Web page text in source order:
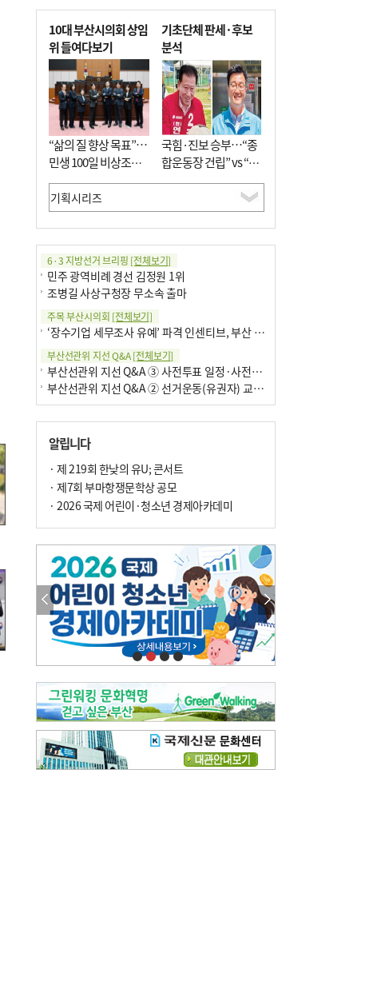
10대 부산시의회 상임
위 들여다보기
“삶의 질 향상 목표”…
민생 100일 비상조치
면밀 심사
기초단체 판세·후보
분석
국힘·진보 승부…“종
합운동장 건립” vs “출
근 공공버스 도입”
6·3 지방선거 브리핑 [전체보기]
민주 광역비례 경선 김정원 1위
조병길 사상구청장 무소속 출마
주목 부산시의회 [전체보기]
‘장수기업 세무조사 유예’ 파격 인센티브, 부산 유출 막을까
부산선관위 지선 Q&A[전체보기]
부산선관위 지선 Q&A ③ 사전투표 일정·사전투표함 보관
부산선관위 지선 Q&A ② 선거운동(유권자) 교육감투표용지
알립니다
· 제 219회 한낮의 유U; 콘서트
· 제7회 부마항쟁문학상 공모
· 2026 국제 어린이·청소년 경제아카데미